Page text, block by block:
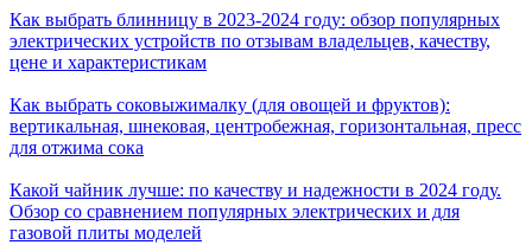
Как выбрать блинницу в 2023-2024 году: обзор популярных
электрических устройств по отзывам владельцев, качеству,
цене и характеристикам
Как выбрать соковыжималку (для овощей и фруктов):
вертикальная, шнековая, центробежная, горизонтальная, пресс
для отжима сока
Какой чайник лучше: по качеству и надежности в 2024 году.
Обзор со сравнением популярных электрических и для
газовой плиты моделей